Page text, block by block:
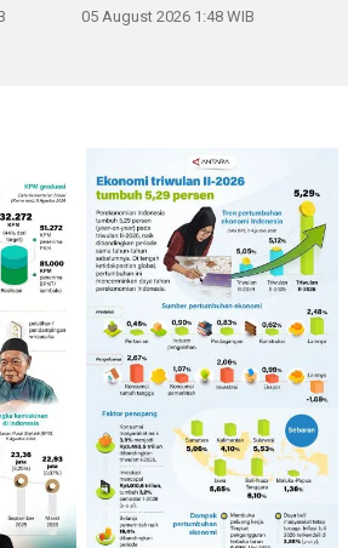
05 August 2026 1:48 WIB